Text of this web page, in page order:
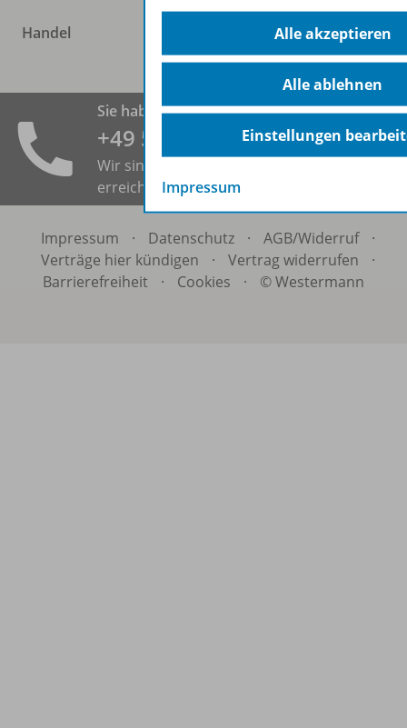
Handel
Sie haben eine Frage?
+49 531 ­123 25 125
Wir sind heute bis 18:00 Uhr für Sie zu
erreichen.
Impressum · Datenschutz · AGB/Widerruf
·
Verträge hier kündigen
· Vertrag widerrufen
·
Barrierefreiheit
· Cookies · © Westermann
Alle akzeptieren
Alle ablehnen
Einstellungen
Impressum